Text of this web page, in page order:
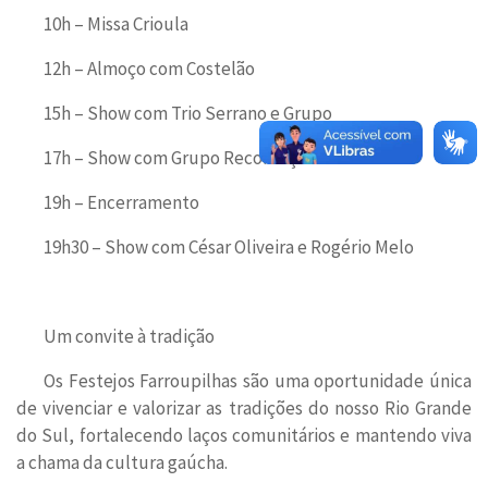
10h – Missa Crioula
12h – Almoço com Costelão
15h – Show com Trio Serrano e Grupo
17h – Show com Grupo Recordação Gaúcha
19h – Encerramento
19h30 – Show com César Oliveira e Rogério Melo
Um convite à tradição
Os Festejos Farroupilhas são uma oportunidade única
de vivenciar e valorizar as tradições do nosso Rio Grande
do Sul, fortalecendo laços comunitários e mantendo viva
a chama da cultura gaúcha.